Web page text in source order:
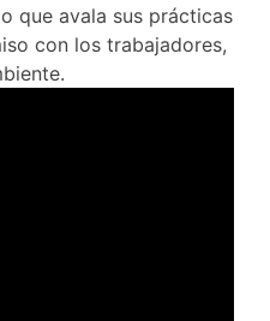
que avala sus prácticas
con los trabajadores,